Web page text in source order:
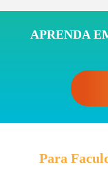
APRENDA
Para